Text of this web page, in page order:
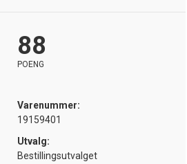
88
POENG
Varenummer:
19159401
Utvalg:
Bestillingsutvalget